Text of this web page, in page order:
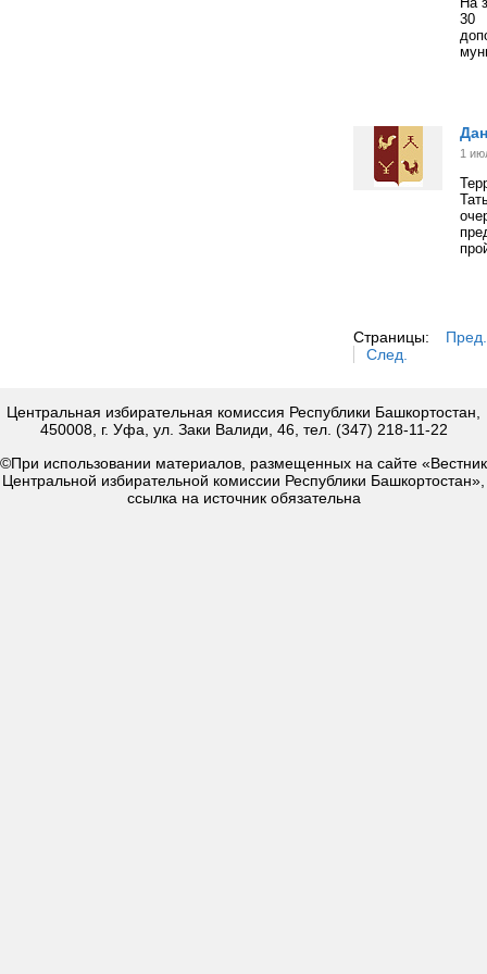
30
1
Страницы:
Пред.
След.
Центральная избирательная комиссия Республики Башкортостан,
450008, г. Уфа, ул. Заки Валиди, 46, тел. (347) 218-11-22
©При использовании материалов, размещенных на сайте «Вестник
Центральной избирательной комиссии Республики Башкортостан»,
ссылка на источник обязательна